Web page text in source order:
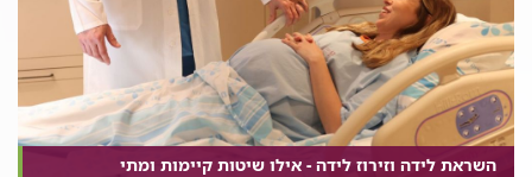
השראת לידה וזירוז לידה - אילו שיטות קיימות ומתי